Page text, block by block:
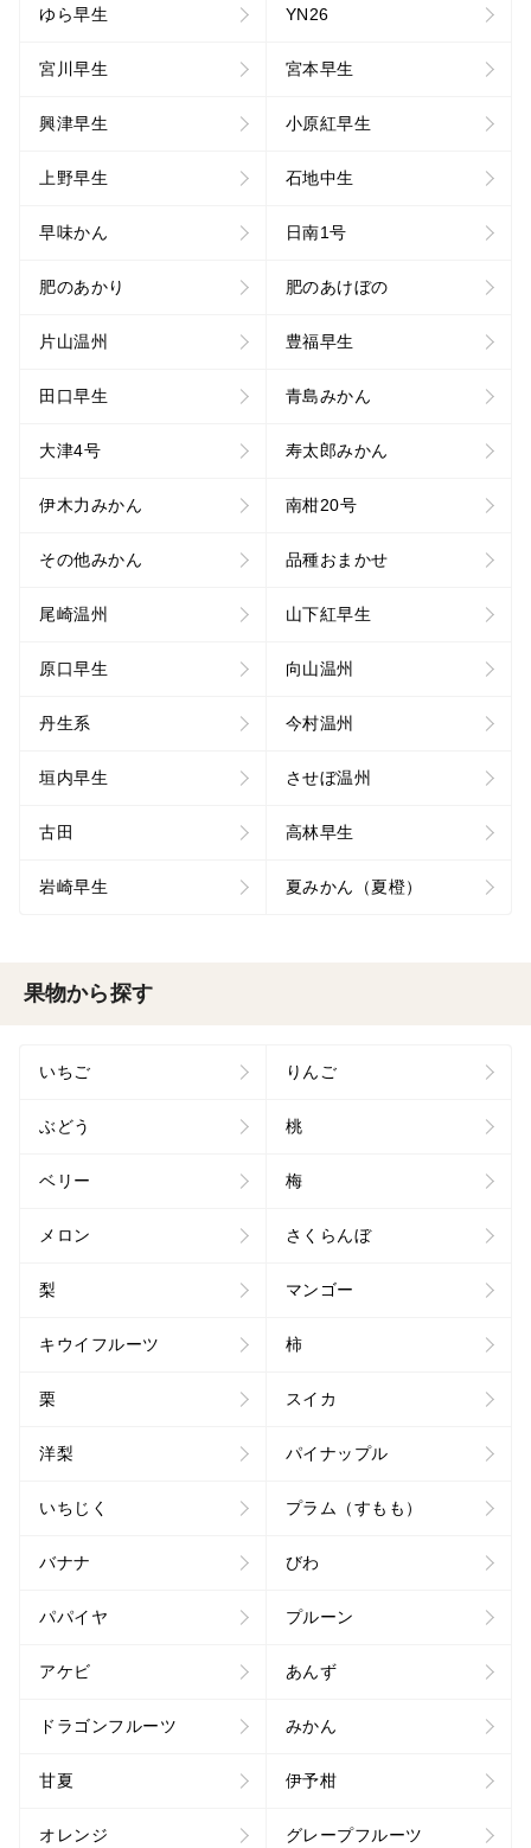
ゆら早生 YN26
宮川早生 宮本早生
興津早生 小原紅早生
上野早生 石地中生
早味かん 日南1号
肥のあかり 肥のあけぼの
片山温州 豊福早生
田口早生 青島みかん
大津4号 寿太郎みかん
伊木力みかん 南柑20号
その他みかん 品種おまかせ
尾崎温州 山下紅早生
原口早生 向山温州
丹生系 今村温州
垣内早生 させぼ温州
古田 高林早生
岩崎早生 夏みかん（夏橙）
果物から探す
いちご りんご
ぶどう 桃
ベリー 梅
メロン さくらんぼ
梨 マンゴー
キウイフルーツ 柿
栗 スイカ
洋梨 パイナップル
いちじく プラム（すもも）
バナナ びわ
パパイヤ プルーン
アケビ あんず
ドラゴンフルーツ みかん
甘夏 伊予柑
オレンジ グレープフルーツ